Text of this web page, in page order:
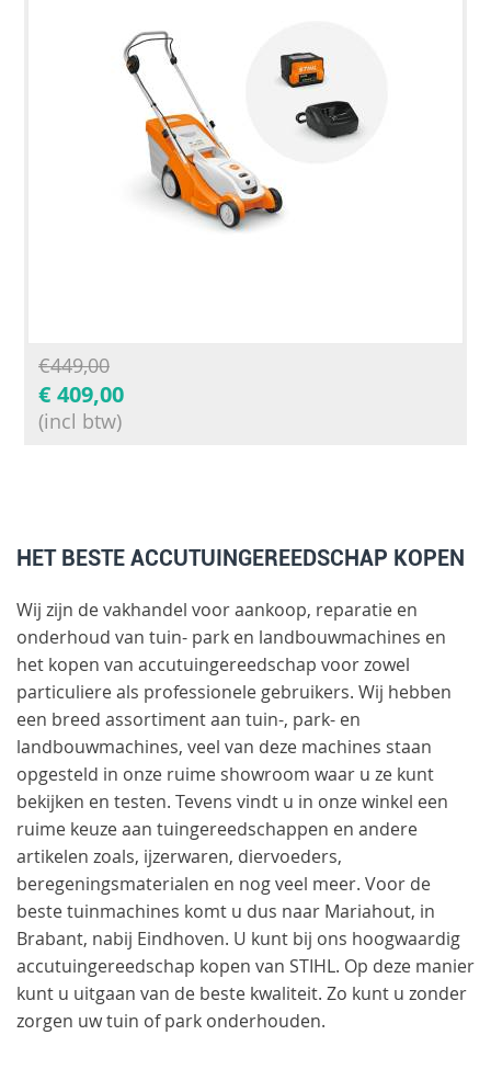
€449,00
€ 409,00
(incl btw)
HET BESTE ACCUTUINGEREEDSCHAP KOPEN
Wij zijn de vakhandel voor aankoop, reparatie en
onderhoud van tuin- park en landbouwmachines en
het kopen van accutuingereedschap voor zowel
particuliere als professionele gebruikers. Wij hebben
een breed assortiment aan tuin-, park- en
landbouwmachines, veel van deze machines staan
opgesteld in onze ruime showroom waar u ze kunt
bekijken en testen. Tevens vindt u in onze winkel een
ruime keuze aan tuingereedschappen en andere
artikelen zoals, ijzerwaren, diervoeders,
beregeningsmaterialen en nog veel meer. Voor de
beste tuinmachines komt u dus naar Mariahout, in
Brabant, nabij Eindhoven. U kunt bij ons hoogwaardig
accutuingereedschap kopen van STIHL. Op deze manier
kunt u uitgaan van de beste kwaliteit. Zo kunt u zonder
zorgen uw tuin of park onderhouden.